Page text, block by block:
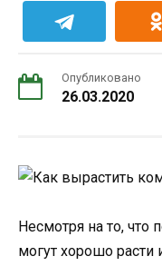
Опубликовано
26.03.2020
Несмотря на то,
могут хорошо